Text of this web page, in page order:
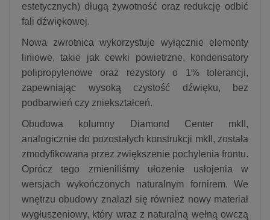
estetycznych) długą żywotność oraz redukcję odbić
fali dźwiękowej.
Nowa zwrotnica wykorzystuje wyłącznie elementy
liniowe, takie jak cewki powietrzne, kondensatory
polipropylenowe oraz rezystory o 1% tolerancji,
zapewniając wysoką czystość dźwięku, bez
podbarwień czy zniekształceń.
Obudowa kolumny Diamond Center mkII,
analogicznie do pozostałych konstrukcji mkII, została
zmodyfikowana przez zwiększenie pochylenia frontu.
Oprócz tego zmieniliśmy ułożenie usłojenia w
wersjach wykończonych naturalnym fornirem. We
wnętrzu obudowy znalazł się również nowy materiał
wygłuszeniowy, który wraz z naturalną wełną owczą